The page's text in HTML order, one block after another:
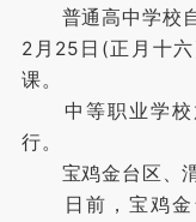
普通高中学校自
2月25日(正月十
课。
中等职业学校
行。
宝鸡金台区、
日前，宝鸡金